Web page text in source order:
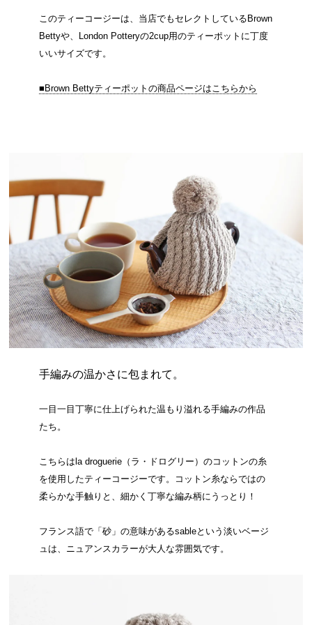
このティーコージーは、当店でもセレクトしているBrown
Bettyや、London Potteryの2cup用のティーポットに丁度
いいサイズです。
■Brown Bettyティーポットの商品ページはこちらから
手編みの温かさに包まれて。
一目一目丁寧に仕上げられた温もり溢れる手編みの作品
たち。
こちらはla droguerie（ラ・ドログリー）のコットンの糸
を使用したティーコージーです。コットン糸ならではの
柔らかな手触りと、細かく丁寧な編み柄にうっとり！
フランス語で「砂」の意味があるsableという淡いベージ
ュは、ニュアンスカラーが大人な雰囲気です。